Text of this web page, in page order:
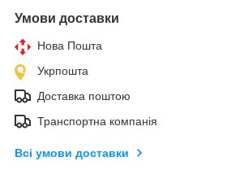
Умови доставки
Нова Пошта
Укрпошта
Доставка поштою
Транспортна компанія
Всі умови доставки